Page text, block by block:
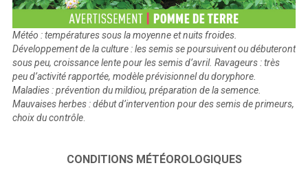
Météo : températures sous la moyenne et nuits froides.
Développement de la culture : les semis se poursuivent ou débuteront
sous peu, croissance lente pour les semis d’avril. Ravageurs : très
peu d’activité rapportée, modèle prévisionnel du doryphore.
Maladies : prévention du mildiou, préparation de la semence.
Mauvaises herbes : début d’intervention pour des semis de primeurs,
choix du contrôle
CONDITIONS MÉTÉOROLOGIQUES